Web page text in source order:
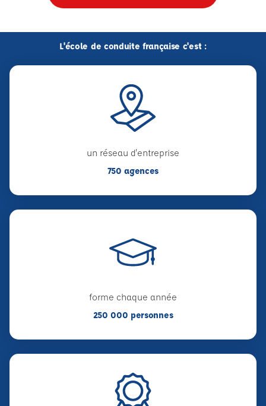
L'école de conduite française c'est :
un réseau d'entreprise
750 agences
forme chaque année
250 000 personnes